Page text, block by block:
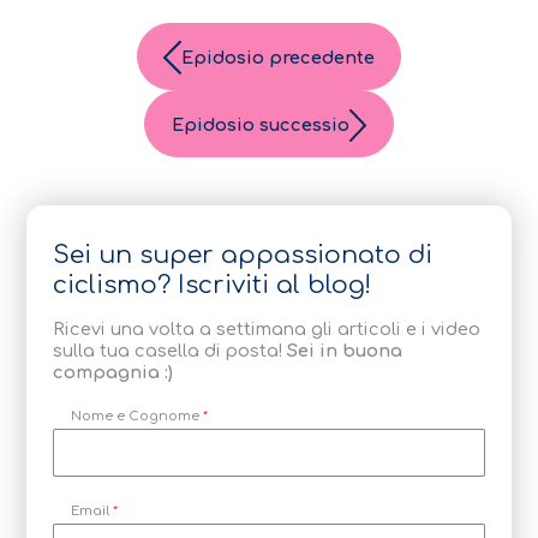
Epidosio precedente
Epidosio successio
Sei un super appassionato di
ciclismo? Iscriviti al blog!
Ricevi una volta a settimana gli articoli e i video
sulla tua casella di posta!Sei in buona
compagnia :)
Nome e Cognome *
Email *